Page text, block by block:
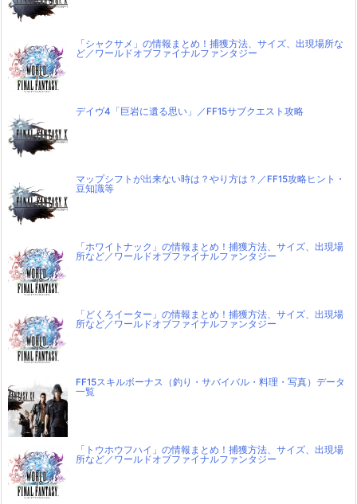
「シャクサメ」の情報まとめ！捕獲方法、サイズ、出現場所な
ど／ワールドオブファイナルファンタジー
デイヴ4「巨岩に遺る思い」／FF15サブクエスト攻略
マップシフトが出来ない時は？やり方は？／FF15攻略ヒント・
豆知識等
「ホワイトナック」の情報まとめ！捕獲方法、サイズ、出現場
所など／ワールドオブファイナルファンタジー
「どくろイーター」の情報まとめ！捕獲方法、サイズ、出現場
所など／ワールドオブファイナルファンタジー
FF15スキルボーナス（釣り・サバイバル・料理・写真）データ
一覧
「トウホウフハイ」の情報まとめ！捕獲方法、サイズ、出現場
所など／ワールドオブファイナルファンタジー